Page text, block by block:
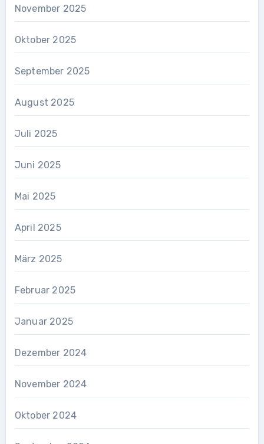
November 2025
Oktober 2025
September 2025
August 2025
Juli 2025
Juni 2025
Mai 2025
April 2025
März 2025
Februar 2025
Januar 2025
Dezember 2024
November 2024
Oktober 2024